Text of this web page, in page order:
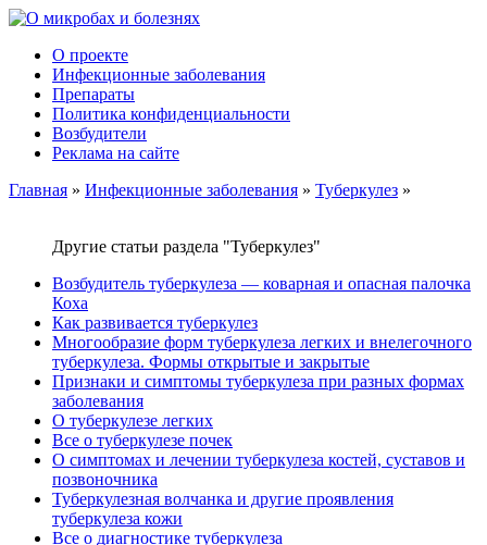
О проекте
Инфекционные заболевания
Препараты
Политика конфиденциальности
Возбудители
Реклама на сайте
Главная » Инфекционные заболевания » Туберкулез »
Другие статьи раздела "Туберкулез"
Возбудитель туберкулеза — коварная и опасная палочка
Коха
Как развивается туберкулез
Многообразие форм туберкулеза легких и внелегочного
туберкулеза. Формы открытые и закрытые
Признаки и симптомы туберкулеза при разных формах
заболевания
О туберкулезе легких
Все о туберкулезе почек
О симптомах и лечении туберкулеза костей, суставов и
позвоночника
Туберкулезная волчанка и другие проявления
туберкулеза кожи
Все о диагностике туберкулеза